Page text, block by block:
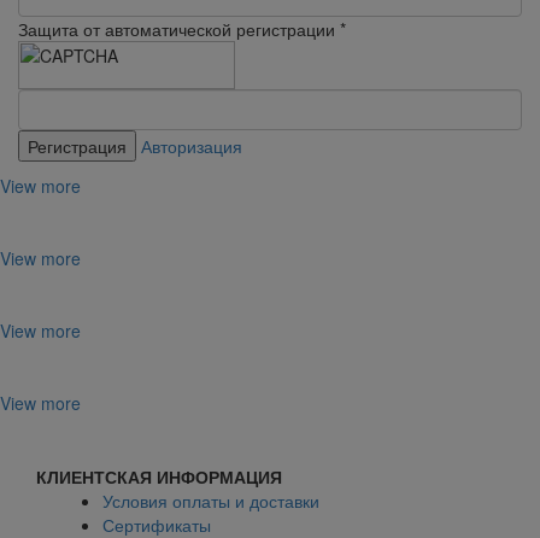
Защита от автоматической регистрации *
Авторизация
View more
View more
View more
View more
КЛИЕНТСКАЯ ИНФОРМАЦИЯ
Условия оплаты и доставки
Сертификаты